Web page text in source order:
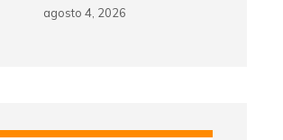
agosto 4, 2026